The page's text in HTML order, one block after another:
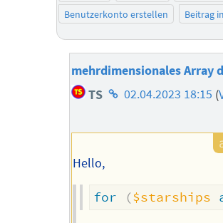
Benutzerkonto erstellen
Beitrag
mehrdimensionales Array
TS Homepage
Autors
02.04.2023 18:15 (
Hello,
for ($starships